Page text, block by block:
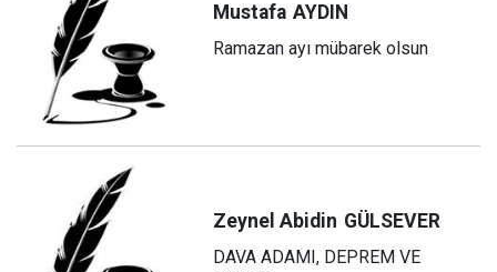
Mustafa AYDIN
Ramazan ayı mübarek olsun
Zeynel Abidin GÜLSEVER
DAVA ADAMI, DEPREM VE